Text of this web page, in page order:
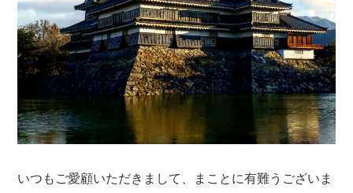
いつもご愛顧いただきまして、まことに有難うございま